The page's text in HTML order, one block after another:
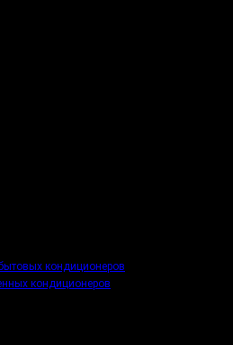
кондиционеров
кондиционеров